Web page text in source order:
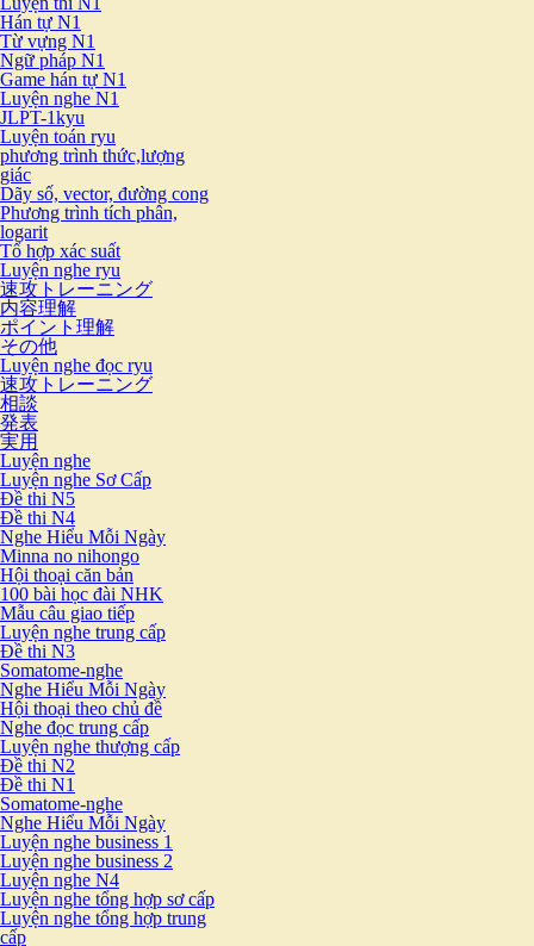
Hán tự N1
Từ vựng N1
Ngữ pháp N1
Game hán tự N1
Luyện nghe N1
JLPT-1kyu
Luyện toán ryu
phương trình thức,lượng
giác
Dãy số, vector, đường cong
Phương trình tích phân,
logarit
Tổ hợp xác suất
Luyện nghe ryu
速攻トレーニング
内容理解
ポイント理解
その他
Luyện nghe đọc ryu
速攻トレーニング
相談
発表
実用
Luyện nghe
Luyện nghe Sơ Cấp
Đề thi N5
Đề thi N4
Nghe Hiểu Mỗi Ngày
Minna no nihongo
Hội thoại căn bản
100 bài học đài NHK
Mẫu câu giao tiếp
Luyện nghe trung cấp
Đề thi N3
Somatome-nghe
Nghe Hiểu Mỗi Ngày
Hội thoại theo chủ đề
Nghe đọc trung cấp
Luyện nghe thượng cấp
Đề thi N2
Đề thi N1
Somatome-nghe
Nghe Hiểu Mỗi Ngày
Luyện nghe business 1
Luyện nghe business 2
Luyện nghe N4
Luyện nghe tổng hợp sơ cấp
Luyện nghe tổng hợp trung
cấp